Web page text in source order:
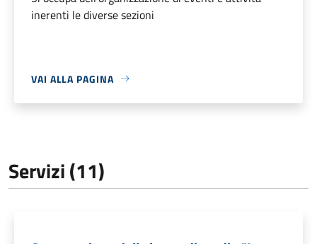
inerenti le diverse sezioni
VAI ALLA PAGINA
Servizi (11)